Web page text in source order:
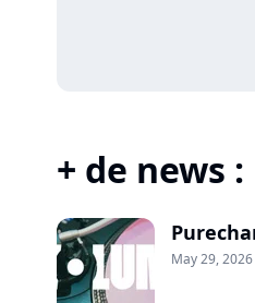
+ de news :
May 29, 2026